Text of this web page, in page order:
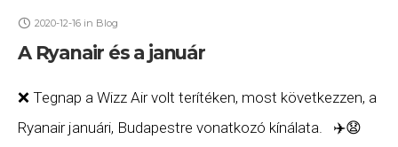
2020-12-16 in Blog
A Ryanair és a január
❌ Tegnap a Wizz Air volt terítéken, most következzen, a
Ryanair januári, Budapestre vonatkozó kínálata. ✈️😧